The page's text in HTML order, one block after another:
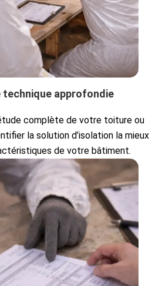
technique approfondie
complète de votre toiture ou
la solution d’isolation la mieux
de votre bâtiment.